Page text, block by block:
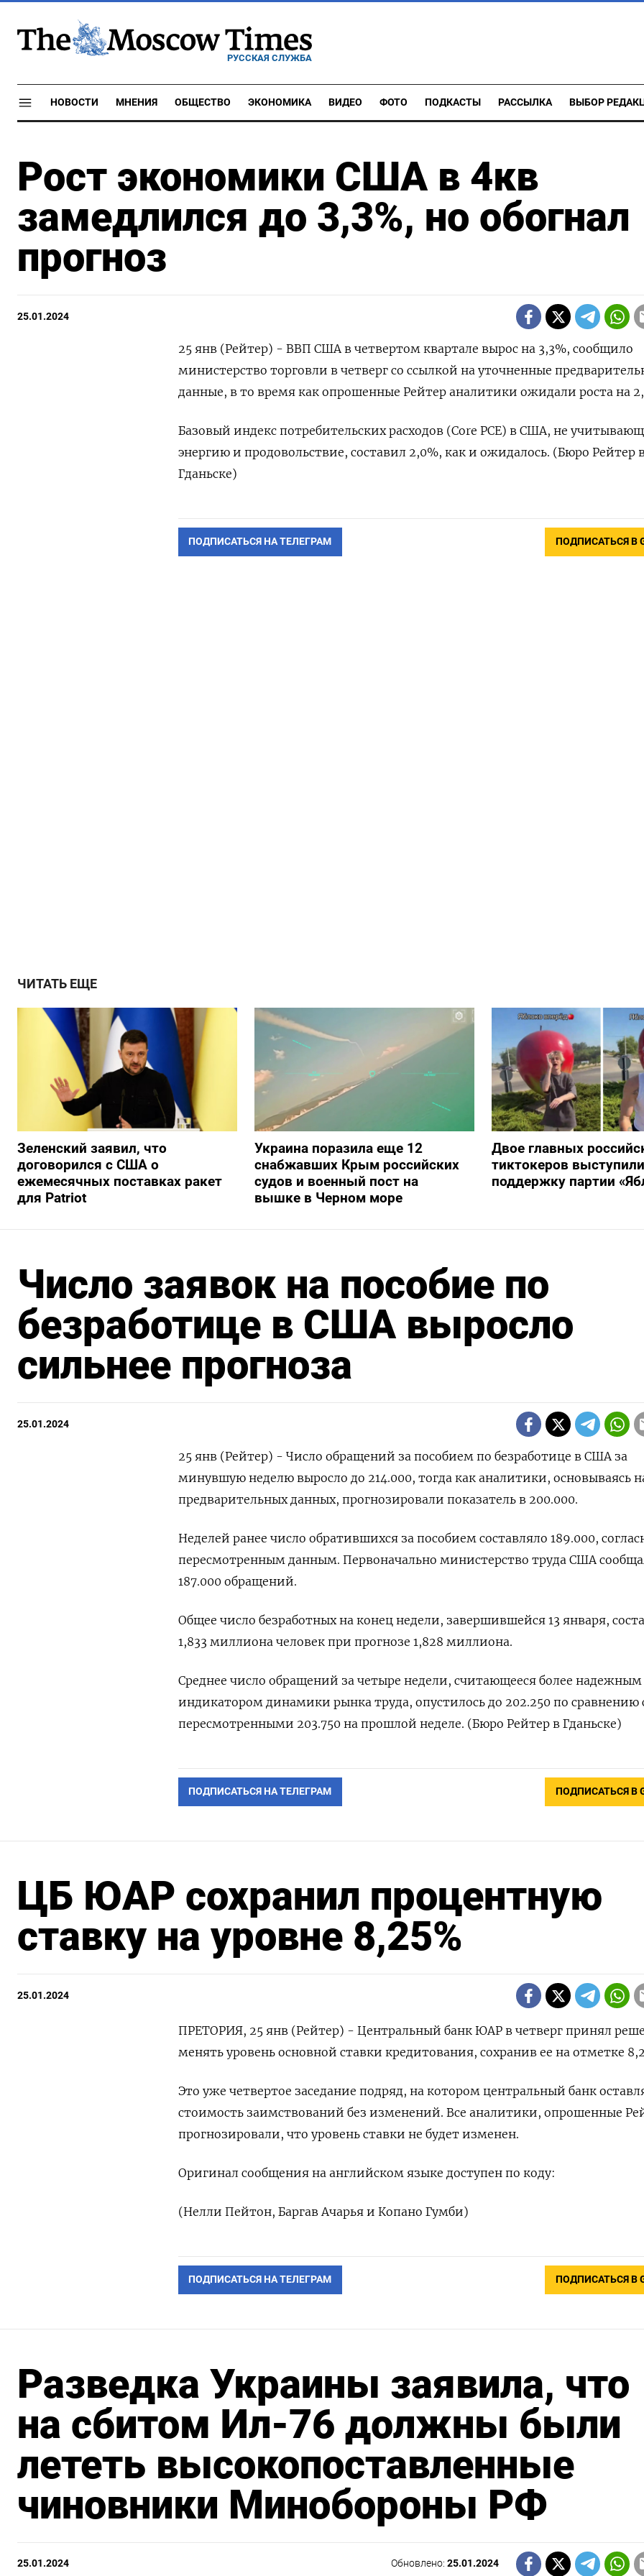
РУССКАЯ СЛУЖБА
НОВОСТИ МНЕНИЯ ОБЩЕСТВО ЭКОНОМИКА ВИДЕО ФОТО ПОДКАСТЫ РАССЫЛКА ВЫБОР
Рост экономики США в 4кв
замедлился до 3,3%, но обогнал
прогноз
25.01.2024
25 янв (Рейтер) - ВВП США в четвертом квартале вырос на 3,3%, сообщило
министерство торговли в четверг со ссылкой на уточненные
данные, в то время как опрошенные Рейтер аналитики ожидали роста на
Базовый индекс потребительских расходов (Core PCE) в США, не
энергию и продовольствие, составил 2,0%, как и ожидалось. (Бюро Рейтер
Гданьске)
ПОДПИСАТЬСЯ НА ТЕЛЕГРАМ ПОДПИСАТЬСЯ В
ЧИТАТЬ ЕЩЕ
Зеленский заявил, что
договорился с США о
ежемесячных поставках ракет
для Patriot
Украина поразила еще 12
снабжавших Крым российских
судов и военный пост на
вышке в Черном море
Двое главных
тиктокеров
поддержку партии
Число заявок на пособие по
безработице в США выросло
сильнее прогноза
25.01.2024
25 янв (Рейтер) - Число обращений за пособием по безработице в США за
минувшую неделю ​​выросло до 214.000​​, тогда как аналитики, основываясь
предварительных данных, прогнозировали показатель в 200.000.
Неделей ранее число обратившихся за пособием составляло 189.000,
пересмотренным данным. Первоначально министерство труда США
187.000 обращений.
Общее число безработных на конец недели, завершившейся 13 января,
1,833 миллиона человек при прогнозе 1,828 миллиона.
Среднее число обращений за четыре недели, считающееся более надежным
индикатором динамики рынка труда, опустилось до 202.250 по сравнению
пересмотренными ​​203.750 на прошлой неделе. (Бюро Рейтер в Гданьске)
ПОДПИСАТЬСЯ НА ТЕЛЕГРАМ ПОДПИСАТЬСЯ В
ЦБ ЮАР сохранил процентную
ставку на уровне 8,25%
25.01.2024
ПРЕТОРИЯ, 25 янв (Рейтер) - Центральный банк ЮАР в четверг принял
менять уровень основной ставки кредитования, сохранив ее на отметке
Это уже четвертое заседание подряд, на котором центральный банк
стоимость заимствований без изменений. Все аналитики, опрошенные
прогнозировали, что уровень ставки не будет изменен.
Оригинал сообщения на английском языке доступен по коду:
(Нелли Пейтон, Баргав Ачарья и Копано Гумби)
ПОДПИСАТЬСЯ НА ТЕЛЕГРАМ ПОДПИСАТЬСЯ В
Разведка Украины заявила, что
на сбитом Ил-76 должны были
лететь высокопоставленные
чиновники Минобороны РФ
25.01.2024 Обновлено:25.01.2024